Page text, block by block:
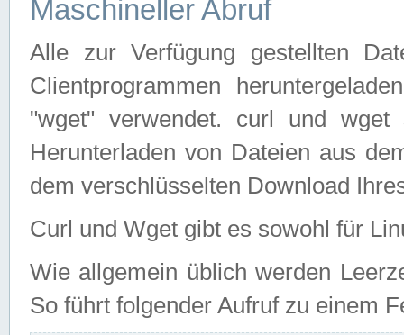
Maschineller Abruf
Alle zur Verfügung gestellten
Clientprogrammen
"wget" verwendet. curl und wget
Herunterladen von Dateien aus
dem verschlüsselten Download
Curl und Wget gibt es sowohl für
Wie allgemein üblich werden
So führt folgender Aufruf zu einem